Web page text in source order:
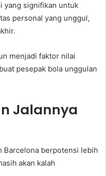
yang signifikan untuk
personal yang unggul,
menjadi faktor nilai
pesepak bola unggulan
Jalannya
Barcelona berpotensi lebih
akan kalah